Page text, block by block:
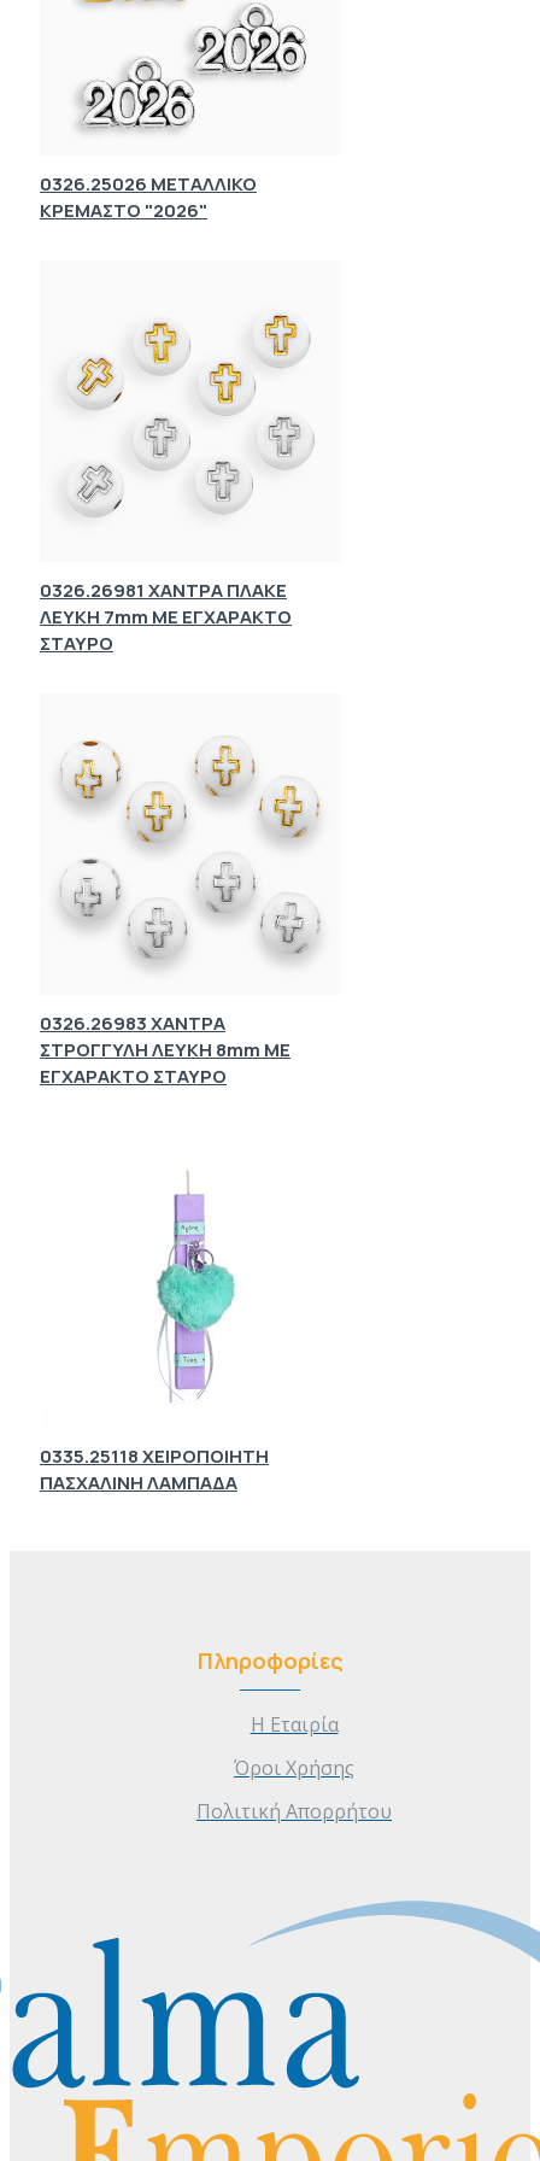
0326.25026 ΜΕΤΑΛΛΙΚΟ
ΚΡΕΜΑΣΤΟ "2026"
0326.26981 ΧΑΝΤΡΑ ΠΛΑΚΕ
ΛΕΥΚΗ 7mm ΜΕ ΕΓΧΑΡΑΚΤΟ
ΣΤΑΥΡΟ
0326.26983 ΧΑΝΤΡΑ
ΣΤΡΟΓΓΥΛΗ ΛΕΥΚΗ 8mm ΜΕ
ΕΓΧΑΡΑΚΤΟ ΣΤΑΥΡΟ
0335.25118 ΧΕΙΡΟΠΟΙΗΤΗ
ΠΑΣΧΑΛΙΝΗ ΛΑΜΠΑΔΑ
Πληροφορίες
Η Εταιρία
Όροι Χρήσης
Πολιτική Απορρήτου